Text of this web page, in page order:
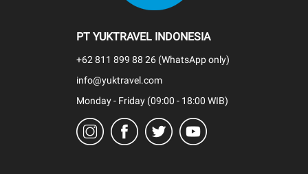
PT YUKTRAVEL INDONESIA
+62 811 899 88 26 (WhatsApp only)
info@yuktravel.com
Monday - Friday (09:00 - 18:00 WIB)